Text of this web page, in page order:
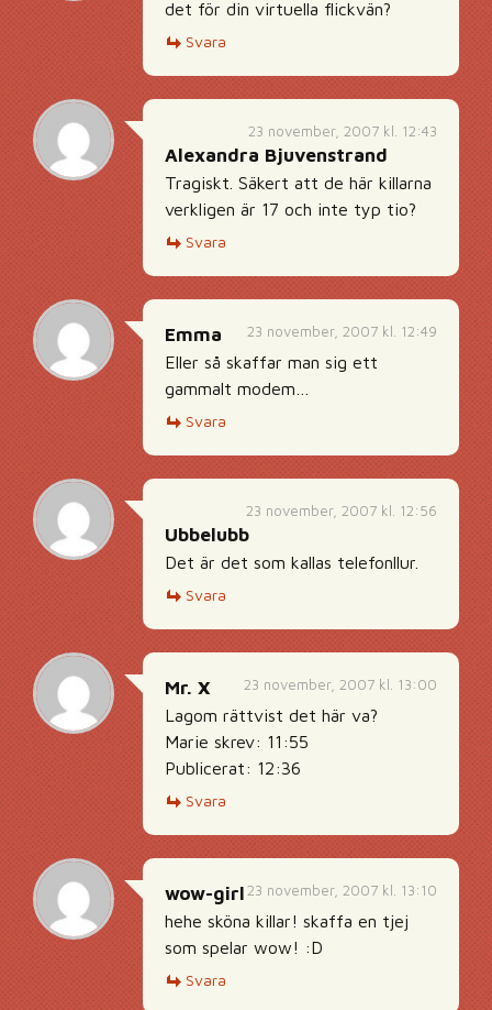
det för din virtuella flickvän?
Svara
23 november, 2007 kl. 12:43
Alexandra Bjuvenstrand
Tragiskt. Säkert att de här killarna
verkligen är 17 och inte typ tio?
Svara
23 november, 2007 kl. 12:49
Emma
Eller så skaffar man sig ett
gammalt modem…
Svara
23 november, 2007 kl. 12:56
Ubbelubb
Det är det som kallas telefonllur.
Svara
23 november, 2007 kl. 13:00
Mr. X
Lagom rättvist det här va?
Marie skrev: 11:55
Publicerat: 12:36
Svara
23 november, 2007 kl. 13:10
wow-girl
hehe sköna killar! skaffa en tjej
som spelar wow! :D
Svara